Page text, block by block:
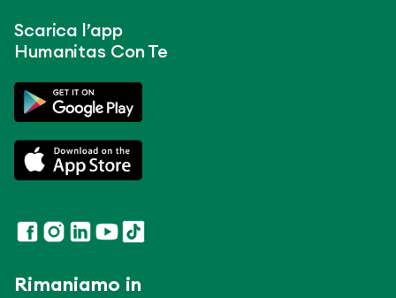
Scarica l’app
Humanitas Con Te
Rimaniamo in